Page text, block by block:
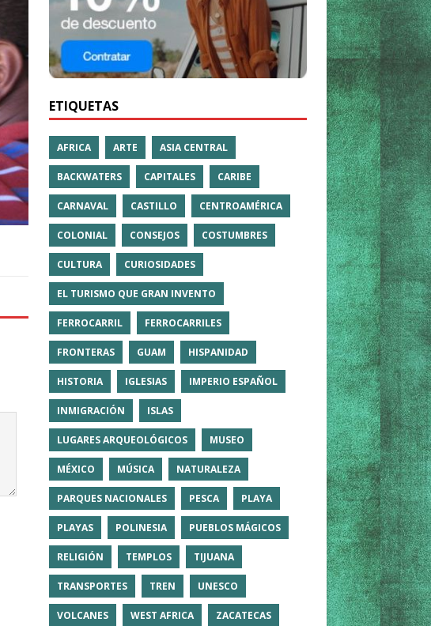
ETIQUETAS
AFRICA ARTE ASIA CENTRAL
BACKWATERS CAPITALES CARIBE
CARNAVAL CASTILLO CENTROAMÉRICA
COLONIAL CONSEJOS COSTUMBRES
CULTURA CURIOSIDADES
EL TURISMO QUE GRAN INVENTO
FERROCARRIL FERROCARRILES
FRONTERAS GUAM HISPANIDAD
HISTORIA IGLESIAS IMPERIO ESPAÑOL
INMIGRACIÓN ISLAS
LUGARES ARQUEOLÓGICOS MUSEO
MÉXICO MÚSICA NATURALEZA
PARQUES NACIONALES PESCA PLAYA
PLAYAS POLINESIA PUEBLOS MÁGICOS
RELIGIÓN TEMPLOS TIJUANA
TRANSPORTES TREN UNESCO
VOLCANES WEST AFRICA ZACATECAS